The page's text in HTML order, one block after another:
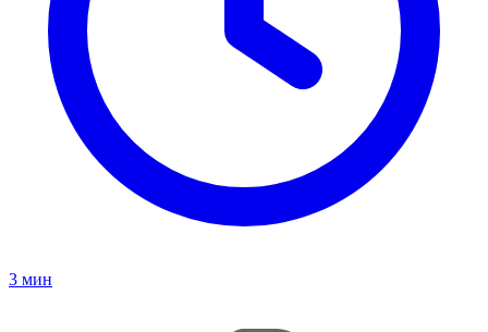
3 мин